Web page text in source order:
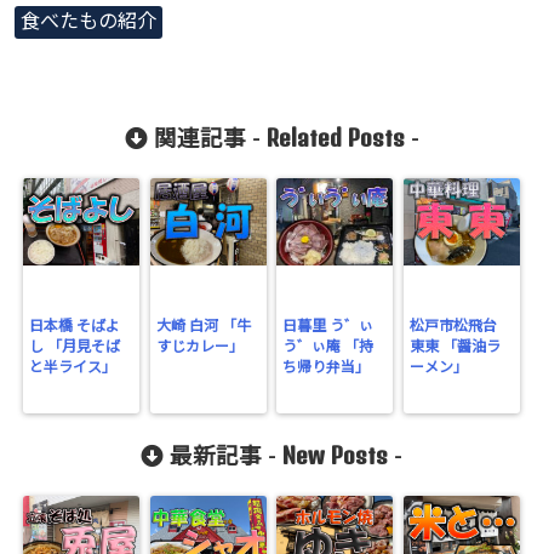
matsu/gero-
matsu.net/p
content/plu
count-
cache.php
食べたもの紹介
関連記事 - Related Posts-
日本橋 そばよ
し 「月見そば
と半ライス」
大崎 白河 「牛
すじカレー」
日暮里 う゛ぃ
う゛ぃ庵 「持
ち帰り弁当」
松戸市松飛台
東東 「醤油ラ
ーメン」
最新記事 - New Posts -